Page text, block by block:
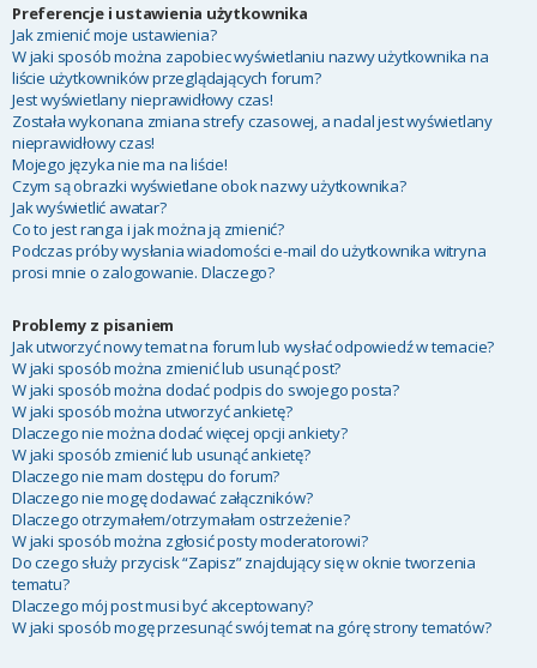
Preferencje i ustawienia użytkownika
Jak zmienić moje ustawienia?
W jaki sposób można zapobiec wyświetlaniu nazwy użytkownika na
liście użytkowników przeglądających forum?
Jest wyświetlany nieprawidłowy czas!
Została wykonana zmiana strefy czasowej, a nadal jest wyświetlany
nieprawidłowy czas!
Mojego języka nie ma na liście!
Czym są obrazki wyświetlane obok nazwy użytkownika?
Jak wyświetlić awatar?
Co to jest ranga i jak można ją zmienić?
Podczas próby wysłania wiadomości e-mail do użytkownika witryna
prosi mnie o zalogowanie. Dlaczego?
Problemy z pisaniem
Jak utworzyć nowy temat na forum lub wysłać odpowiedź w temacie?
W jaki sposób można zmienić lub usunąć post?
W jaki sposób można dodać podpis do swojego posta?
W jaki sposób można utworzyć ankietę?
Dlaczego nie można dodać więcej opcji ankiety?
W jaki sposób zmienić lub usunąć ankietę?
Dlaczego nie mam dostępu do forum?
Dlaczego nie mogę dodawać załączników?
Dlaczego otrzymałem/otrzymałam ostrzeżenie?
W jaki sposób można zgłosić posty moderatorowi?
Do czego służy przycisk “Zapisz” znajdujący się w oknie tworzenia
tematu?
Dlaczego mój post musi być akceptowany?
W jaki sposób mogę przesunąć swój temat na górę strony tematów?